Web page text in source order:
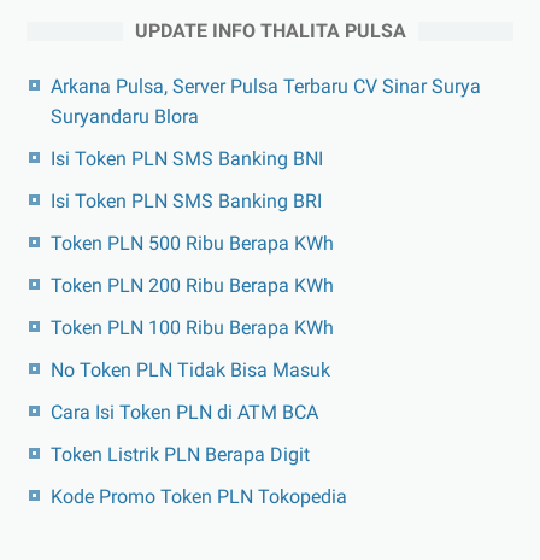
UPDATE INFO THALITA PULSA
Arkana Pulsa, Server Pulsa Terbaru CV Sinar Surya
Suryandaru Blora
Isi Token PLN SMS Banking BNI
Isi Token PLN SMS Banking BRI
Token PLN 500 Ribu Berapa KWh
Token PLN 200 Ribu Berapa KWh
Token PLN 100 Ribu Berapa KWh
No Token PLN Tidak Bisa Masuk
Cara Isi Token PLN di ATM BCA
Token Listrik PLN Berapa Digit
Kode Promo Token PLN Tokopedia